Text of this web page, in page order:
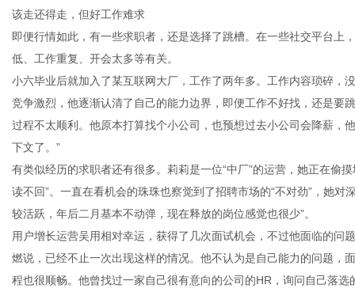
该走还得走，但好工作难求
即便行情如此，有一些求职者，还是选择了跳槽。在一些社交平台上
低、工作重复、开会太多等有关。
小六毕业后就加入了某互联网大厂，工作了两年多。工作内容琐碎，
竞争激烈，他逐渐认清了自己的能力边界，即便工作不好找，还是要
过程不太顺利。他原本打算找个小公司，也预想过去小公司会降薪，
下文了。”
有类似经历的求职者还有很多。莉莉是一位“中厂”的运营，她正在偷
读不回”。一直在看机会的珠珠也察觉到了招聘市场的“不对劲”，她对
较活跃，年后二月基本不动弹，现在释放的岗位感觉也很少”。
用户增长运营吴用相对幸运，获得了几次面试机会，不过他面临的问
燃说，已经不止一次出现这样的情况。他不认为是自己能力的问题，
程也很顺畅。他曾找过一家自己很有意向的公司的HR，询问自己落